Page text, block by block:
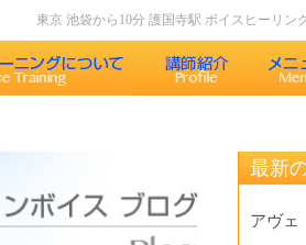
東京 池袋から10分 護国寺駅 ボイスヒーリ
ョンボイスのボイスメソッド
最新
アヴ